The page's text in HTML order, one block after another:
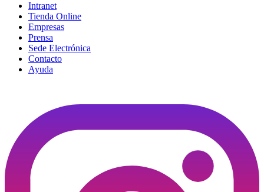
Intranet
Tienda Online
Empresas
Prensa
Sede Electrónica
Contacto
Ayuda